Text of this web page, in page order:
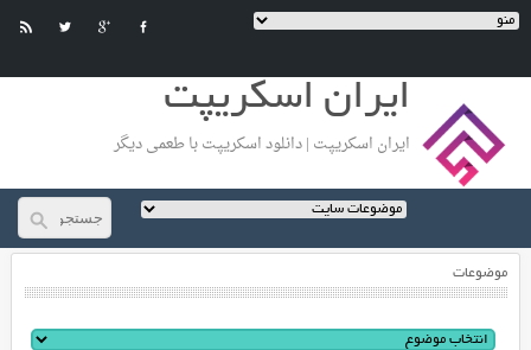
ایران اسکریپت
ایران اسکریپت | دانلود اسکریپت با طعمی دیگر
موضوعات